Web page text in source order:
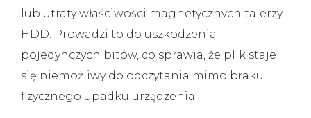
lub utraty właściwości magnetycznych talerzy
HDD. Prowadzi to do uszkodzenia
pojedynczych bitów, co sprawia, że plik staje
się niemożliwy do odczytania mimo braku
fizycznego upadku urządzenia.